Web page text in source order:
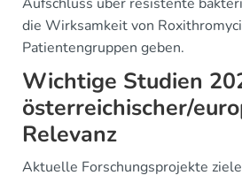
die Wirksamkeit von
Patientengruppen geben.
Wichtige Studien
österreichischer/
Relevanz
Aktuelle Forschungsprojekte